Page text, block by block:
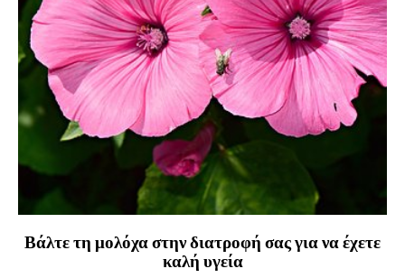
Βάλτε τη μολόχα στην διατροφή σας για να έχετε
καλή υγεία